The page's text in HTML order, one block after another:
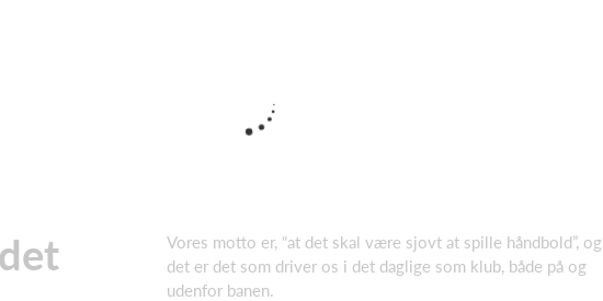
Vores motto er, “at det skal være sjovt at spille håndbold”, og
det er det som driver os i det daglige som klub, både på og
udenfor banen.